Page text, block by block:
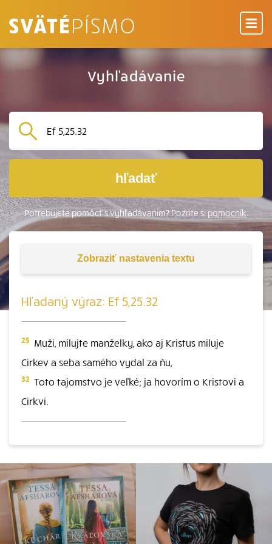
Vyhľadávanie
hľadať
Potrebujete pomôcť s vyhľadávaním? Pozrite sipomocník.
Zobraziť nastavenia textu
Hľadaný výraz: Ef 5,25.32
25 Muži, milujte manželky, ako aj Kristus miluje
Cirkev a seba samého vydal za ňu,
32 Toto tajomstvo je veľké; ja hovorím o Kristovi a
Cirkvi.